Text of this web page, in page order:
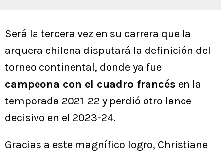
Será la tercera vez en su carrera que la
arquera chilena disputará la definición del
torneo continental, donde ya fue
campeona con el cuadro francés en la
temporada 2021-22 y perdió otro lance
decisivo en el 2023-24.
Gracias a este magnífico logro, Christiane